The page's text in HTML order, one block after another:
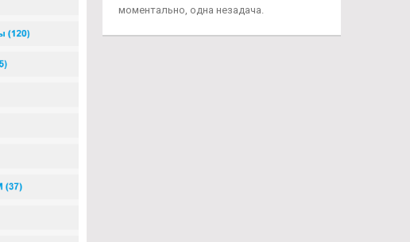
моментально, одна незадача.